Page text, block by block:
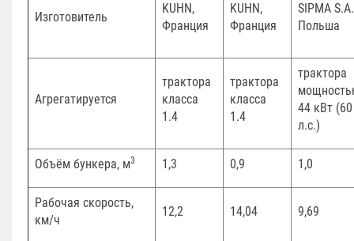
Изготовитель
KUHN,
Франция
KUHN,
Франция
SIPMA
Польша
Агрегатируется
трактора
класса
1.4
трактора
класса
1.4
трактора
44 кВт (60
л.с.)
Объём бункера, м3 1,3 0,9 1,0
Рабочая скорость,
км/ч
12,2 14,04 9,69